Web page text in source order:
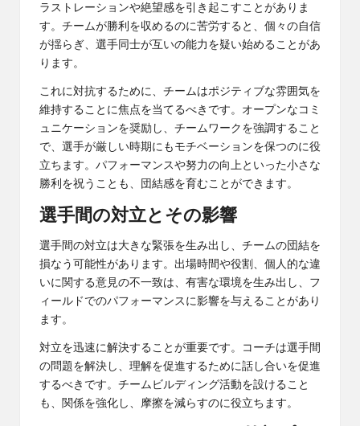
ラストレーションや絶望感を引き起こすことがありま
す。チームが勝利を収めるのに苦労すると、個々の自信
が揺らぎ、選手同士が互いの能力を疑い始めることがあ
ります。
これに対抗するために、チームはポジティブな雰囲気を
維持することに焦点を当てるべきです。オープンなコミ
ュニケーションを奨励し、チームワークを強調すること
で、選手が厳しい時期にもモチベーションを保つのに役
立ちます。パフォーマンスや努力の向上といった小さな
勝利を祝うことも、団結感を育むことができます。
選手間の対立とその影響
選手間の対立は大きな緊張を生み出し、チームの団結を
損なう可能性があります。出場時間や役割、個人的な違
いに関する意見の不一致は、有害な環境を生み出し、フ
ィールドでのパフォーマンスに影響を与えることがあり
ます。
対立を迅速に解決することが重要です。コーチは選手間
の問題を解決し、理解を促進するために話し合いを促進
するべきです。チームビルディング活動を設けること
も、関係を強化し、摩擦を減らすのに役立ちます。